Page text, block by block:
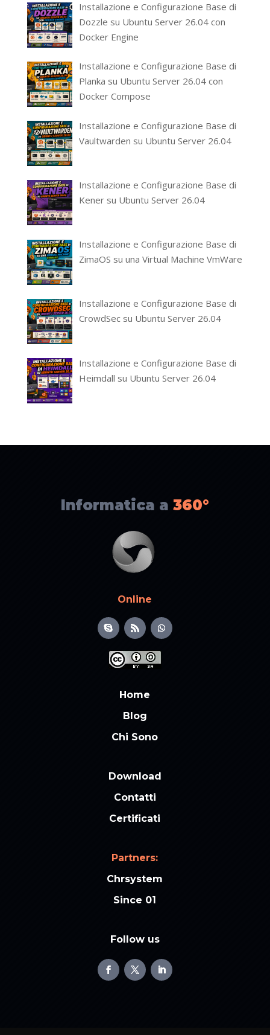
Installazione e Configurazione Base di
Dozzle su Ubuntu Server 26.04 con
Docker Engine
Installazione e Configurazione Base di
Planka su Ubuntu Server 26.04 con
Docker Compose
Installazione e Configurazione Base di
Vaultwarden su Ubuntu Server 26.04
Installazione e Configurazione Base di
Kener su Ubuntu Server 26.04
Installazione e Configurazione Base di
ZimaOS su una Virtual Machine VmWare
Installazione e Configurazione Base di
CrowdSec su Ubuntu Server 26.04
Installazione e Configurazione Base di
Heimdall su Ubuntu Server 26.04
Informatica a 360°
Online
Home
Blog
Chi Sono
Download
Contatti
Certificati
Partners:
Chrsystem
Since 01
Follow us